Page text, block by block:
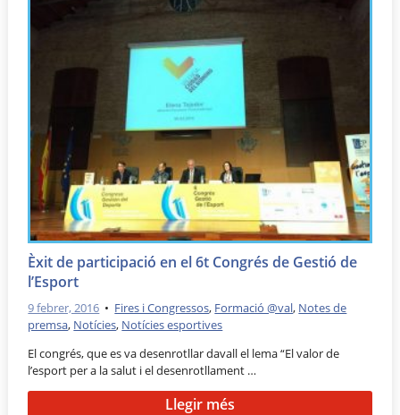
Èxit de participació en el 6t Congrés de Gestió de
l’Esport
9 febrer, 2016 • Fires i Congressos, Formació @val, Notes de
premsa, Notícies, Notícies esportives
El congrés, que es va desenrotllar davall el lema “El valor de
l’esport per a la salut i el desenrotllament …
Llegir més